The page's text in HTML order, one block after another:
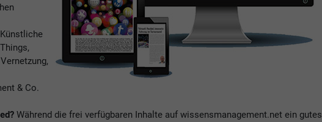
& Co.
Während die frei verfügbaren Inhalte auf wissensmanagement.net ein gutes